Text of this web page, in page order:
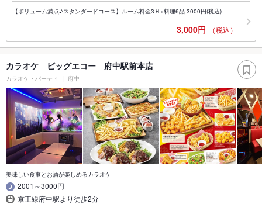
【ボリューム満点♪スタンダードコース】ルーム料金3Ｈ+料理6品 3000円(税込)
3,000円 （税込）
カラオケ ビッグエコー 府中駅前本店
カラオケ・パーティ 府中
美味しい食事とお酒が楽しめるカラオケ
2001～3000円
京王線府中駅より徒歩2分